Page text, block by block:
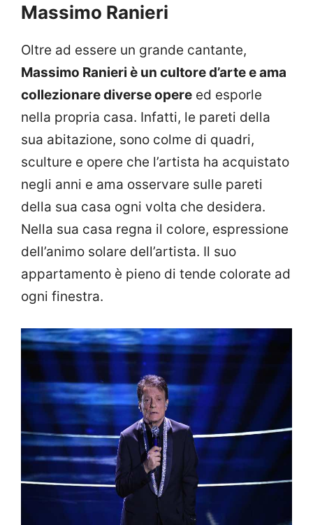
Massimo Ranieri
Oltre ad essere un grande cantante,
Massimo Ranieri è un cultore d’arte e ama
collezionare diverse opere ed esporle
nella propria casa. Infatti, le pareti della
sua abitazione, sono colme di quadri,
sculture e opere che l’artista ha acquistato
negli anni e ama osservare sulle pareti
della sua casa ogni volta che desidera.
Nella sua casa regna il colore, espressione
dell’animo solare dell’artista. Il suo
appartamento è pieno di tende colorate ad
ogni finestra.